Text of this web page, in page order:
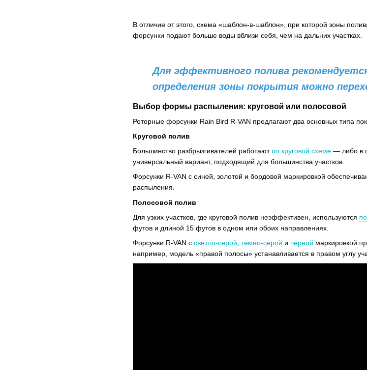
В отличие от этого, схема «шаблон-в-шаблон», при которой зоны
форсунки подают больше воды вблизи себя, чем на дальних участках.
Для эффективного полива
определения зоны покрытия можно
Выбор формы распыления: круговой или полосовой
Роторные форсунки Rain Bird R-VAN предлагают два основных типа
Круговой полив
Большинство разбрызгивателей работают по круговой схеме — либо в
универсальный вариант, подходящий для большинства участков.
Форсунки R-VAN с синей, золотой и бордовой маркировкой
распыления.
Полосовой полив
Для узких участков, где круговой полив неэффективен, используются
футов и длиной 15 футов в одном или обоих направлениях.
Форсунки R-VAN с светло-серой темно-серой и чёрной маркировкой
например, модель «правой полосы» устанавливается в правом углу